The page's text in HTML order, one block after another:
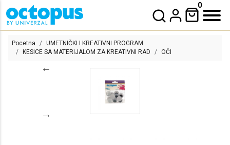
0
Pocetna
UMETNIČKI I KREATIVNI PROGRAM
KESICE SA MATERIJALOM ZA KREATIVNI RAD
OČI